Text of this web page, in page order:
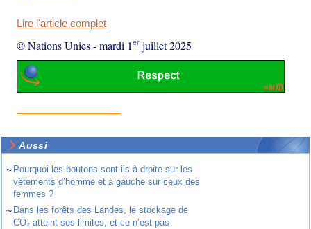
Lire l'article complet
© Nations Unies-mardi 1er juillet 2025
Aussi
~ Pourquoi les boutons sont-ils à droite sur les
vêtements d’homme et à gauche sur ceux des
femmes ?
~ Dans les forêts des Landes, le stockage de
CO₂ atteint ses limites, et ce n’est pas